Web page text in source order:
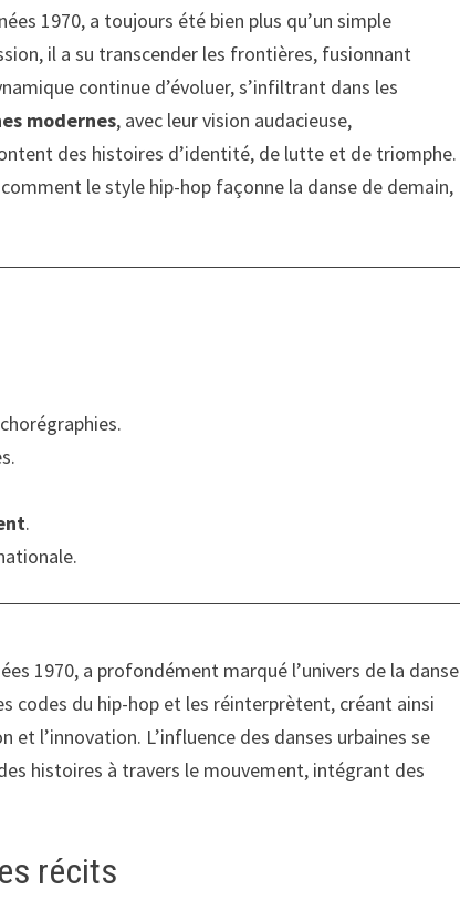
1970, a toujours été bien plus qu’un simple
il a su transcender les frontières, fusionnant
continue d’évoluer, s’infiltrant dans les
modernes, avec leur vision audacieuse,
des histoires d’identité, de lutte et de triomphe.
le style hip-hop façonne la danse de demain,
.
1970, a profondément marqué l’univers de la danse
codes du hip-hop et les réinterprètent, créant ainsi
l’innovation. L’influence des danses urbaines se
histoires à travers le mouvement, intégrant des
récits